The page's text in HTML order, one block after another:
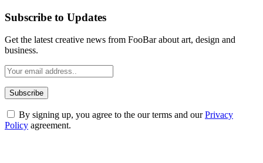
Subscribe to Updates
Get the latest creative news from FooBar about art, design and
business.
By signing up, you agree to the our terms and ourPrivacy
Policy agreement.